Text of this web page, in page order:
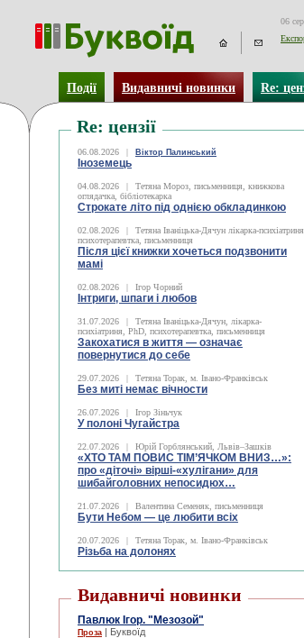
06
Події Видавничі новинки Re:
Re: цензії
06.08.2026 | Віктор Палинський
Іноземець
04.08.2026 |
Тетяна Мороз, письменниця, книжкова
оглядачка, бібліотекарка
Строкате літо під однією обкладинкою
02.08.2026 |
Тетяна Іваніцька-Дячун лікарка-психіатриня,
психотерапевтка, письменниця
Після цієї книжки хочеться подзвонити
мамі
02.08.2026 | Ігор Чорний
Інтриги, шпаги і любов
31.07.2026 |
Тетяна Іваніцька-Дячун, лікарка-
психіатриня, PhD, психотерапевтка, письменниця
Закохатися в життя — означає
повернутися до себе
29.07.2026 | Тетяна Торак, м. Івано-Франківськ
Без миті немає вічности
26.07.2026 | Ігор Зіньчук
У полоні Чугайстра
22.07.2026 | Юрій Горблянський, Львів–Зашків
«ХТО ТАМ ПОВИС ТІМ’ЯЧКОМ ВНИЗ…»:
про «діточі» вірші-«хулігани» для
шибайголовних непосидюх…
21.07.2026 | Валентина Семеняк, письменниця
Бути Небом ― це любити всіх
20.07.2026 | Тетяна Торак, м. Івано-Франківськ
Різьба на долонях
Видавничі новинки
Павлюк Ігор. "Мезозой"
Проза | Буквоїд